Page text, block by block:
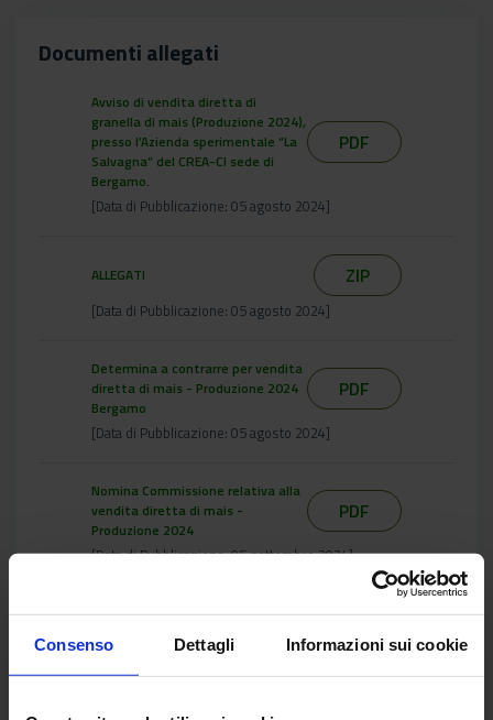
Consenso Dettagli Informazioni sui cookie
Documenti allegati
Avviso di vendita diretta di
granella di mais (Produzione 2024),
presso l’Azienda sperimentale “La
Salvagna” del CREA-CI sede di
Bergamo.
PDF
[Data di Pubblicazione: 05 agosto 2024]
ALLEGATI ZIP
[Data di Pubblicazione: 05 agosto 2024]
Determina a contrarre per vendita
diretta di mais - Produzione 2024
Bergamo
PDF
[Data di Pubblicazione: 05 agosto 2024]
Nomina Commissione relativa alla
vendita diretta di mais -
Produzione 2024
PDF
[Data di Pubblicazione: 05 settembre 2024]
ZIP
[Data di Pubblicazione: 27 maggio 2025]